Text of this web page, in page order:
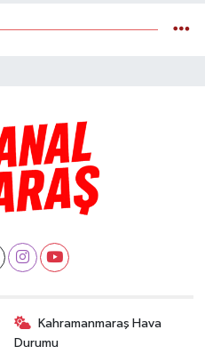
Kahramanmaraş Hava
Durumu